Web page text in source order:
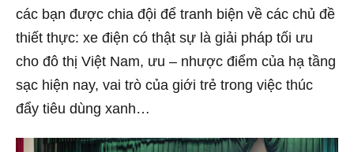
các bạn được chia đội để tranh biện về các chủ đề
thiết thực: xe điện có thật sự là giải pháp tối ưu
cho đô thị Việt Nam, ưu – nhược điểm của hạ tầng
sạc hiện nay, vai trò của giới trẻ trong việc thúc
đẩy tiêu dùng xanh…